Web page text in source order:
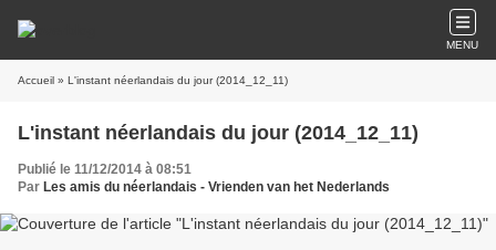
MENU
Accueil » L'instant néerlandais du jour (2014_12_11)
L'instant néerlandais du jour (2014_12_11)
Publié le 11/12/2014 à 08:51
Par Les amis du néerlandais - Vrienden van het Nederlands